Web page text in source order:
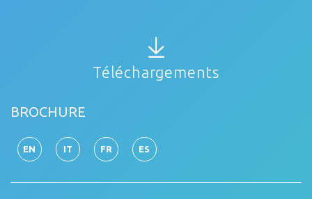
Téléchargements
BROCHURE
EN IT FR ES